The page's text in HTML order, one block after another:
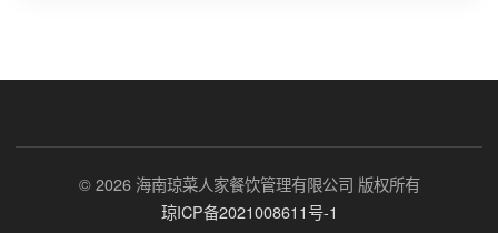
© 2026 海南琼菜人家餐饮管理有限公司 版权所有
琼ICP备2021008611号-1